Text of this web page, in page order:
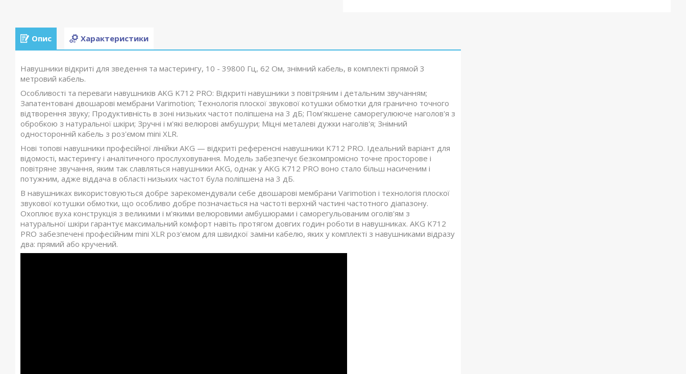
Опис Характеристики
Навушники відкриті для зведення та мастерингу, 10 - 39800 Гц, 62 Ом, знімний кабель, в комплекті прямой 3
метровий кабель.
Особливості та переваги навушників AKG K712 PRO: Відкриті навушники з повітряним і детальним звучанням;
Запатентовані двошарові мембрани Varimotion; Технологія плоскої звукової котушки обмотки для гранично точного
відтворення звуку; Продуктивність в зоні низьких частот поліпшена на 3 дБ; Пом'якшене саморегулююче наголов'я з
обробкою з натуральної шкіри; Зручні і м'які велюрові амбушури; Міцні металеві дужки наголів'я; Знімний
односторонній кабель з роз'ємом mini XLR.
Нові топові навушники професійної лінійки AKG — відкриті референсні навушники K712 PRO. Ідеальний варіант для
відомості, мастерингу і аналітичного прослуховування. Модель забезпечує безкомпромісно точне просторове і
повітряне звучання, яким так славляться навушники AKG, однак у AKG K712 PRO воно стало більш насиченим і
потужним, адже віддача в області низьких частот була поліпшена на 3 дБ.
В навушниках використовуються добре зарекомендували себе двошарові мембрани Varimotion і технологія плоскої
звукової котушки обмотки, що особливо добре позначається на частоті верхній частині частотного діапазону.
Охоплює вуха конструкція з великими і м'якими велюровими амбушюрами і саморегульованим оголів'ям з
натуральної шкіри гарантує максимальний комфорт навіть протягом довгих годин роботи в навушниках. AKG K712
PRO забезпечені професійним mini XLR роз'ємом для швидкої заміни кабелю, яких у комплекті з навушниками відразу
два: прямий або кручений.